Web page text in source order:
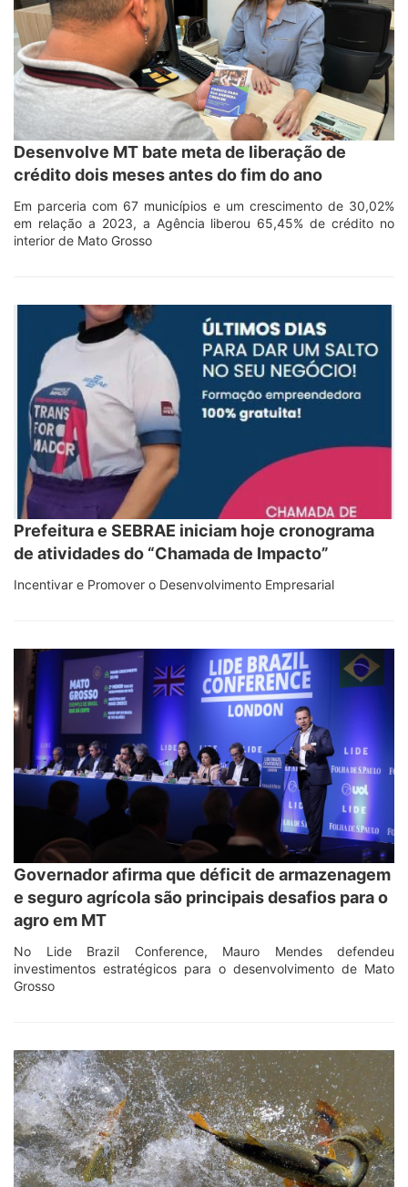
Desenvolve MT bate meta de liberação de
crédito dois meses antes do fim do ano
Em parceria com 67 municípios e um crescimento de 30,02%
em relação a 2023, a Agência liberou 65,45% de crédito no
interior de Mato Grosso
Prefeitura e SEBRAE iniciam hoje cronograma
de atividades do “Chamada de Impacto”
Incentivar e Promover o Desenvolvimento Empresarial
Governador afirma que déficit de armazenagem
e seguro agrícola são principais desafios para o
agro em MT
No Lide Brazil Conference, Mauro Mendes defendeu
investimentos estratégicos para o desenvolvimento de Mato
Grosso